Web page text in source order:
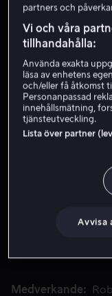
6.7 Komedi
15 år
HD
komplicerad
Medverkande
partners och
Vi och våra
tillhandahålla:
Använda exakta
läsa av enhetens
och/eller få åtkomst
Personanpassad
innehållsmätning,
tjänsteutveckling.
Lista över partner
Avvisa